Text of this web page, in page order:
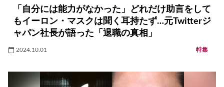
「自分には能力がなかった」どれだけ助言をして
もイーロン・マスクは聞く耳持たず…元Twitterジ
ャパン社長が語った「退職の真相」
2024.10.01 特集